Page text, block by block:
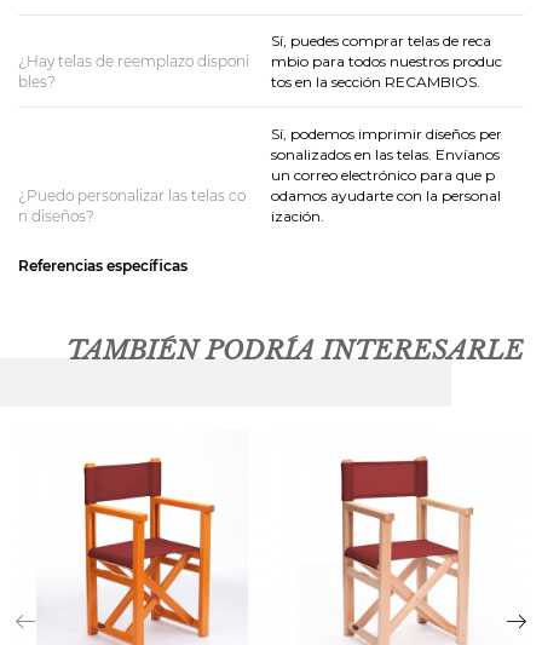
¿Hay telas de reemplazo disponi
bles?
Sí, puedes comprar telas de reca
mbio para todos nuestros produc
tos en la sección RECAMBIOS.
¿Puedo personalizar las telas co
n diseños?
Sí, podemos imprimir diseños per
sonalizados en las telas. Envíanos
un correo electrónico para que p
odamos ayudarte con la personal
ización.
Referencias específicas
TAMBIÉN PODRÍA INTERESARLE